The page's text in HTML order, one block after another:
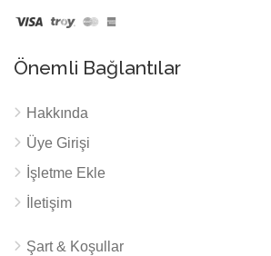
Önemli Bağlantılar
Hakkında
Üye Girişi
İşletme Ekle
İletişim
Şart & Koşullar